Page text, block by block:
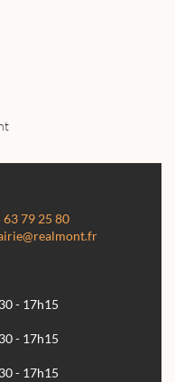
63 79 25 80
- 17h15
- 17h15
- 17h15